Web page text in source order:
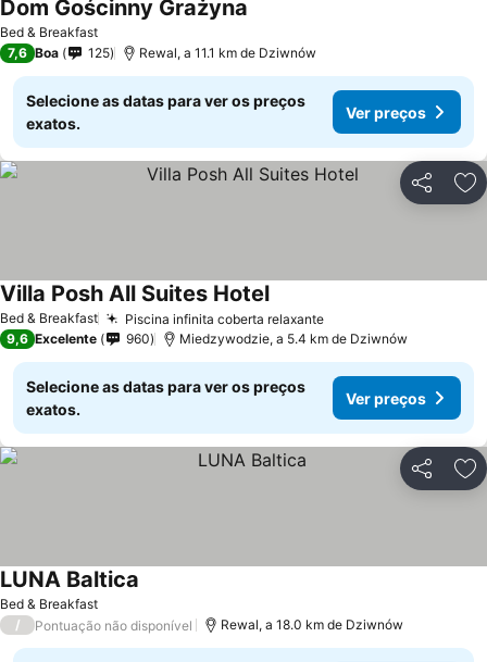
Bed & Breakfast
Dom Gościnny Grażyna
7,6 Boa 125 Rewal, a 11.1 km de Dziwnów
Selecione as datas para ver os preços
exatos.
Ver preços
Partilhar
Bed & Breakfast Piscina infinita coberta relaxante
Villa Posh All Suites Hotel
9,6 Excelente 960 Miedzywodzie, a 5.4 km de Dziwnów
Selecione as datas para ver os preços
exatos.
Ver preços
Partilhar
Bed & Breakfast
LUNA Baltica
/ Pontuação não disponível Rewal, a 18.0 km de Dziwnów